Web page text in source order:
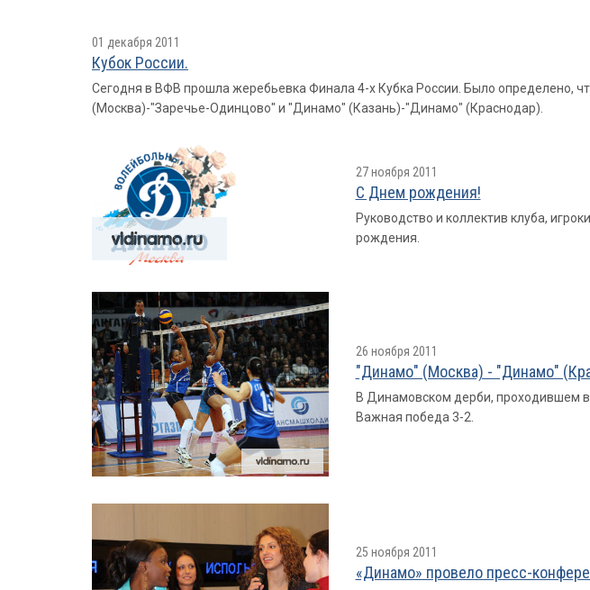
01 декабря 2011
Кубок России.
Сегодня в ВФВ прошла жеребьевка Финала 4-х Кубка России. Было определено,
(Москва)-"Заречье-Одинцово" и "Динамо" (Казань)-"Динамо" (Краснодар).
27 ноября 2011
С Днем рождения!
Руководство и коллектив клуба,
рождения.
26 ноября 2011
"Динамо" (Москва) - "Динамо"
В Динамовском дерби, проходившем
Важная победа 3-2.
25 ноября 2011
«Динамо» провело пресс-